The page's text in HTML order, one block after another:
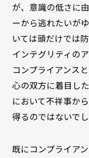
が、意識の低さに
ーから逃れたいが
いては頭だけでは
インテグリティの
コンプライアンス
心の双方に着目し
において不祥事か
得るのではないでし
既にコンプライア